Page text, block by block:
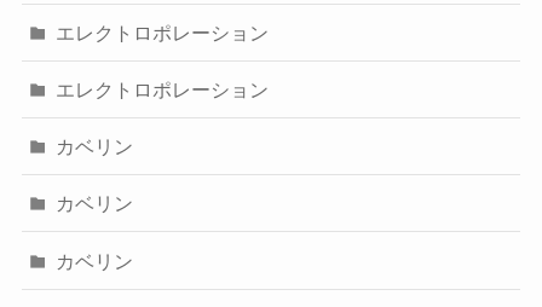
エレクトロポレーション
エレクトロポレーション
カベリン
カベリン
カベリン